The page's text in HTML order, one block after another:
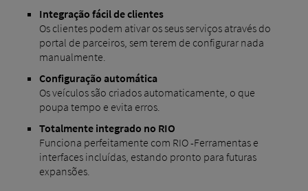
Integração fácil de clientes
Os clientes podem ativar os seus serviços através do
portal de parceiros, sem terem de configurar nada
manualmente.
Configuração automática
Os veículos são criados automaticamente, o que
poupa tempo e evita erros.
Totalmente integrado no RIO
Funciona perfeitamente com RIO -Ferramentas e
interfaces incluídas, estando pronto para futuras
expansões.